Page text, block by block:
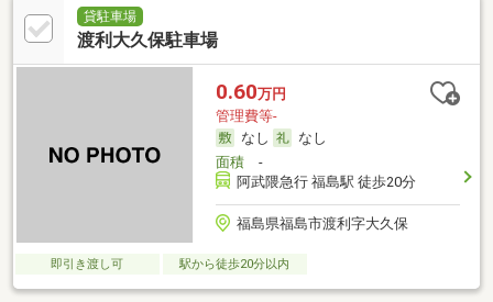
貸駐車場
渡利大久保駐車場
0.60万円
管理費等-
なし
なし
面積-
阿武隈急行 福島駅 徒歩20分
福島県福島市渡利字大久保
即引き渡し可 駅から徒歩20分以内